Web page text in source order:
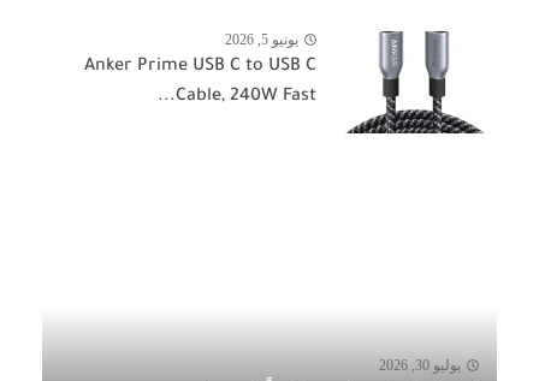
يونيو 5, 2026
Anker Prime USB C to USB C
Cable, 240W Fast...
يوليو 30, 2026